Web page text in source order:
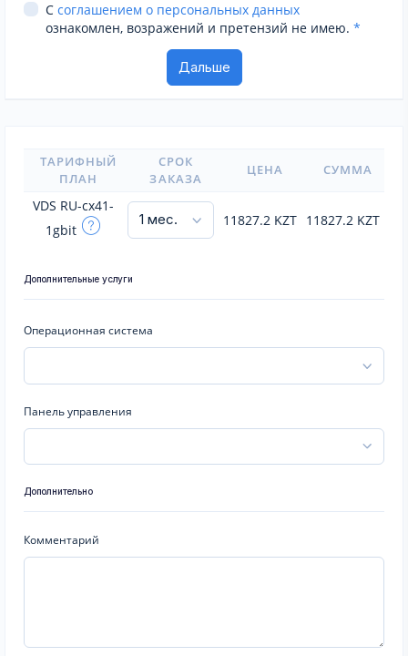
С соглашением о персональных данных
ознакомлен, возражений и претензий не имею. *
ТАРИФНЫЙ
ПЛАН
СРОК
ЗАКАЗА
ЦЕНА СУММА
VDS RU-cx41-
1gbit
11827.2 KZT 11827.2 KZT
Дополнительные услуги
Операционная система
Панель управления
Дополнительно
Комментарий